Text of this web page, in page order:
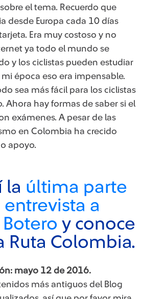
el tema. Recuerdo que
desde Europa cada 10 días
Era muy costoso y no
ya todo el mundo se
y los ciclistas pueden estudiar
época eso era impensable.
sea más fácil para los ciclistas
Ahora hay formas de saber si el
exámenes. A pesar de las
en Colombia ha crecido
apoyo.
la última parte
entrevista a
y conoce
Ruta Colombia.
mayo 12 de 2016.
más antiguos del Blog